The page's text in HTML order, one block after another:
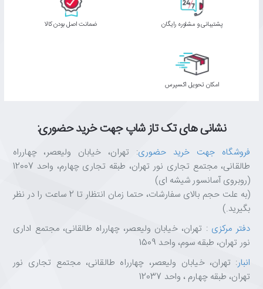
پشتیبانی و مشاوره رایگان ﺿﻤﺎﻧﺖ اﺻﻞ ﺑﻮدن ﮐﺎﻟﺎ
اﻣﮑﺎن ﺗﺤﻮﯾﻞ اﮐﺴﭙﺮس
نشانی های تک تاز شاپ جهت خرید حضوری:
فروشگاه جهت خرید حضوری: تهران، خیابان ولیعصر، چهارراه
طالقانی، مجتمع تجاری نور تهران، طبقه تجاری چهارم، واحد 12007
(روبروی آسانسور شیشه ای)
(به علت حجم بالای سفارشات، حتما زمان انتظار تا 2 ساعت را در نظر
بگیرید.)
دفتر مرکزی : تهران، خیابان ولیعصر، چهارراه طالقانی، مجتمع اداری
نور تهران، طبقه سوم، واحد 1509
انبار: تهران، خیابان ولیعصر، چهارراه طالقانی، مجتمع تجاری نور
تهران، طبقه چهارم ، واحد 12037